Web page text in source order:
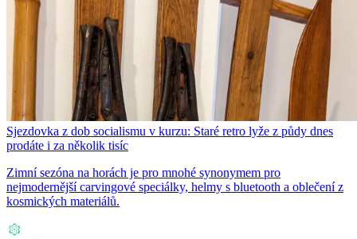
Sjezdovka z dob socialismu v kurzu: Staré retro lyže z půdy dnes
prodáte i za několik tisíc
Zimní sezóna na horách je pro mnohé synonymem pro
nejmodernější carvingové speciálky, helmy s bluetooth a oblečení z
kosmických materiálů.